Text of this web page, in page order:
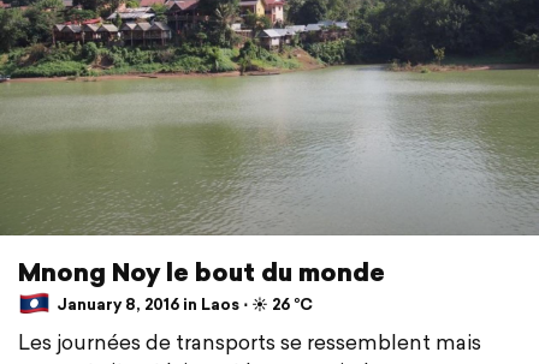
Mnong Noy le bout du monde
January 8, 2016 in Laos ⋅ ☀️ 26 °C
Les journées de transports se ressemblent mais